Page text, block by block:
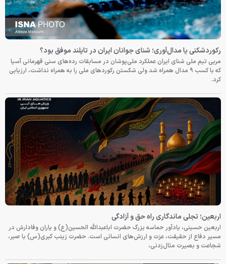
رکوردشکنی یا مدال‌آوری؛ شنای جوانان ایران در تایلند موفق بود؟
مربی تیم ملی شنای ایران عملکرد ملی‌پوشان در مسابقات رده‌های سنی قهرمانی آسیا
که با کسب ۹ مدال همراه شد ولی شکستن رکوردهای ملی را به همراه نداشت، ارزیابی
کرد.
اربعین؛ تجلی ماندگاری راه حق و آزادگی
اربعین حسینی، یادآور حماسه بزرگ حضرت اباعبدالله الحسین(ع) و یاران وفادارش در
مسیر دفاع از حقیقت، عزت و ارزش‌های انسانی است. حضرت زینب کبری(س) با صبر،
شجاعت و بصیرت مثال‌زدنی،